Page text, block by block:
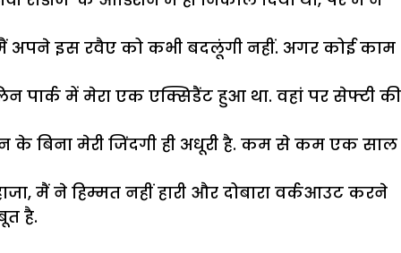
मैं अपने इस रवैए को कभी बदलूंगी नहीं. अगर कोई काम
पार्क में मेरा एक एक्सिडैंट हुआ था. वहां पर सेफ्टी की
के बिना मेरी जिंदगी ही अधूरी है. कम से कम एक साल
मैं ने हिम्मत नहीं हारी और दोबारा वर्कआउट करने
है.